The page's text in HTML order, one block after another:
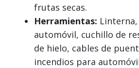
frutas secas.
Herramientas:
automóvil, cuchillo de
de hielo, cables de
incendios para